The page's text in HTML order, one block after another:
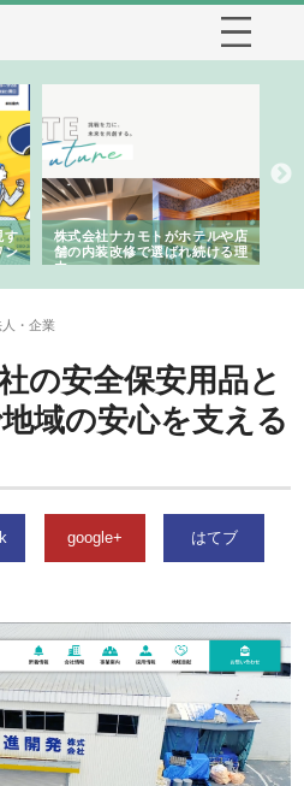
す
ン
株式会社ナカモトがホテルや店
舗の内装改修で選ばれ続ける理
由
人・企業
の安全保安用品と
域の安心を支える
google+ はてブ